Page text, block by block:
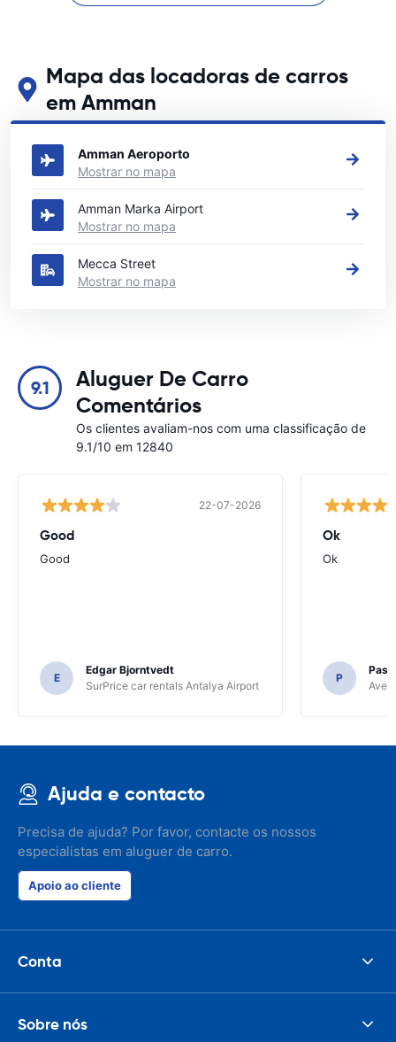
Mapa das locadoras de carros
em Amman
Veja nossos principais locais de aluguel de carros em Amman
Amman Aeroporto
Mostrar no mapa
Amman Marka Airport
Mostrar no mapa
Mecca Street
Mostrar no mapa
9.1
Aluguer De Carro
Comentários
Os clientes avaliam-nos com uma classificação de
9.1/10 em 12840
22-07-2026
Good
Good
E
Edgar Bjorntvedt
SurPrice car rentals Antalya Airport
Ok
Ok
P
Avec
Ajuda e contacto
Precisa de ajuda? Por favor, contacte os nossos
especialistas em aluguer de carro.
Apoio ao cliente
Conta
Sobre nós